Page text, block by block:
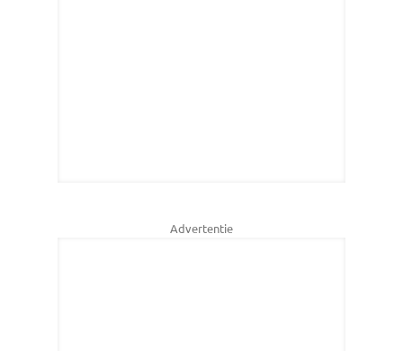
Advertentie